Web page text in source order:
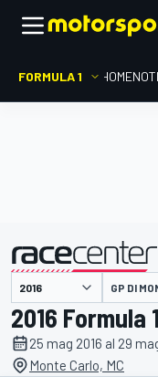
FORMULA 1 HOME
presentato da GP DI
2016 Formula
25 mag 2016 al 29
Monte Carlo, MC